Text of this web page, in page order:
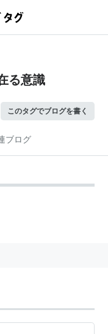
る意識
このタグでブログを書く
ブログ